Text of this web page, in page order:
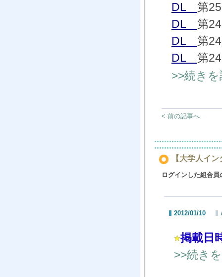
DL 第
DL 第
DL 第
DL 第
>>続き
< 前の記事へ
【大学人イ
ログインした組合
2012/01/10
掲載日
>>続き